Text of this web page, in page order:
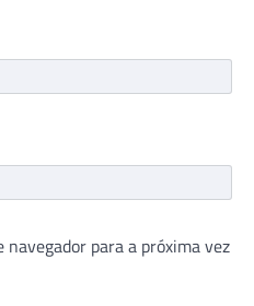
para a próxima vez